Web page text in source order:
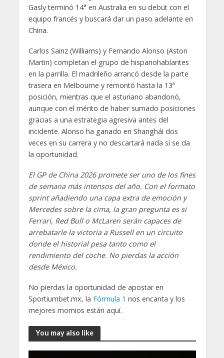
Gasly terminó 14° en Australia en su debut con el
equipo francés y buscará dar un paso adelante en
China.
Carlos Sainz (Williams) y Fernando Alonso (Aston
Martin) completan el grupo de hispanohablantes
en la parrilla. El madrileño arrancó desde la parte
trasera en Melbourne y remontó hasta la 13ª
posición, mientras que el asturiano abandonó,
aunque con el mérito de haber sumado posiciones
gracias a una estrategia agresiva antes del
incidente. Alonso ha ganado en Shanghái dos
veces en su carrera y no descartará nada si se da
la oportunidad.
El GP de China 2026 promete ser uno de los fines
de semana más intensos del año. Con el formato
sprint añadiendo una capa extra de emoción y
Mercedes sobre la cima, la gran pregunta es si
Ferrari, Red Bull o McLaren serán capaces de
arrebatarle la victoria a Russell en un circuito
donde el historial pesa tanto como el
rendimiento del coche. No pierdas la acción
desde México.
No pierdas la oportunidad de apostar en
Sportiumbet.mx, la Fórmula 1 nos encanta y los
mejores momios están aquí.
You may also like